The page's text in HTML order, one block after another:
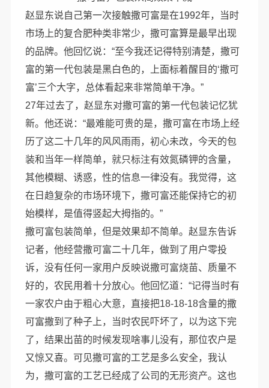
赵显东说自己第一次接触撒可富是在1992年，当时
市场上的复合肥种类非常少，撒可富算是最早出现
的品牌。他回忆说：“至今我还记得特别清楚，撒可
富的第一代包装是黑白色的，上面标着醒目的‘撒可
富’三个大字，总体看起来非常简单干净。”
27年过去了，赵显东对撒可富的第一代包装记忆犹
新。他还说：“最难能可贵的是，撒可富在市场上经
历了这二十几年的风风雨雨，初心未改，今天的包
装和当年一样简单，就只标注有效氮磷钾的含量，
其他模糊、诱惑，性的信息一律没有。我觉得，这
在日趋复杂的市场环境下，撒可富还能保持它的初
始模样，是值得竖起大拇指的。”
撒可富包装简单，但是效果却不简单。赵显东告诉
记者，他经营撒可富二十几年，做到了用户零投
诉，没有任何一家用户反映说撒可富烧苗、质量不
好的，农民用着十分放心。他回忆道：“记得当时有
一家农户由于粗心大意，直接把18-18-18含量的撒
可富撒到了种子上，当时农民吓坏了，以为这下完
了，结果出苗的时候发现啥事儿没有，那位农户是
又惊又喜。可见撒可富的工艺是多么安全，我认
为，撒可富的工艺已经成了公司的无形资产。这也